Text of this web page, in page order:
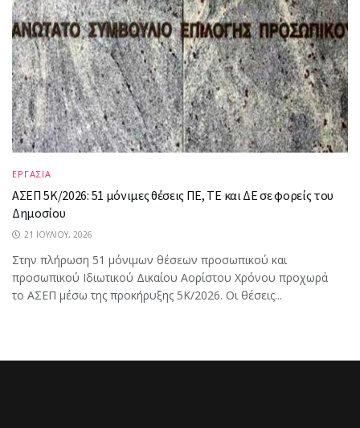
ΕΡΓΑΣΙΑ
ΑΣΕΠ 5Κ/2026: 51 μόνιμες θέσεις ΠΕ, ΤΕ και ΔΕ σε φορείς του
Δημοσίου
21 ΙΟΥΛΊΟΥ, 2026
Στην πλήρωση 51 μόνιμων θέσεων προσωπικού και
προσωπικού Ιδιωτικού Δικαίου Αορίστου Χρόνου προχωρά
το ΑΣΕΠ μέσω της προκήρυξης 5Κ/2026. Οι θέσεις...